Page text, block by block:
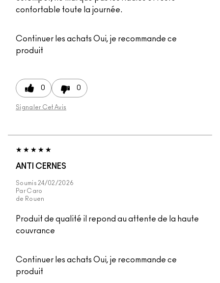
confortable toute la journée.
Continuer les achats Oui, je recommande ce
produit
0 0
Signaler Cet Avis
ANTI CERNES
Soumis 24/02/2026
Par Caro
de Rouen
Produit de qualité il repond au attente de la haute
couvrance
Continuer les achats Oui, je recommande ce
produit